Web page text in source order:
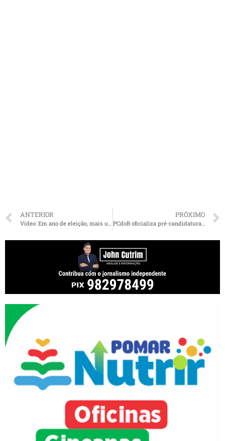
ANTERIOR
Vídeo: Em ano de eleição, mais um pré-candidato a prefeito do MA recorre ao choro
PRÓXIMO
PCdoB oficializa pré-candidatura de Rubens Jr à prefeitura de São Luís